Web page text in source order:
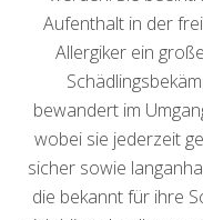
Aufenthalt in der
Allergiker ein
bewandert im
wobei sie jederzeit
sicher sowie
die bekannt für ihre